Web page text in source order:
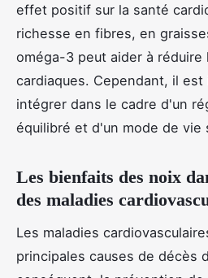
effet positif sur la santé
richesse en fibres, en
oméga-3 peut aider à réduire
cardiaques. Cependant, il
intégrer dans le cadre d'un
équilibré et d'un mode de vie
Les bienfaits des noix
des maladies
Les maladies
principales causes de décès